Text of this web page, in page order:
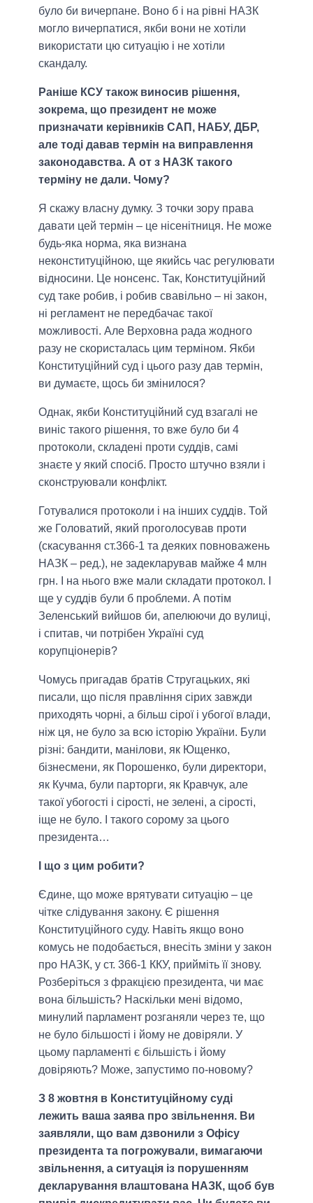
було би вичерпане. Воно б і на рівні НАЗК
могло вичерпатися, якби вони не хотіли
використати цю ситуацію і не хотіли
скандалу.
Раніше КСУ також виносив рішення,
зокрема, що президент не може
призначати керівників САП, НАБУ, ДБР,
але тоді давав термін на виправлення
законодавства. А от з НАЗК такого
терміну не дали. Чому?
Я скажу власну думку. З точки зору права
давати цей термін – це нісенітниця. Не може
будь-яка норма, яка визнана
неконституційною, ще якийсь час регулювати
відносини. Це нонсенс. Так, Конституційний
суд таке робив, і робив свавільно – ні закон,
ні регламент не передбачає такої
можливості. Але Верховна рада жодного
разу не скористалась цим терміном. Якби
Конституційний суд і цього разу дав термін,
ви думаєте, щось би змінилося?
Однак, якби Конституційний суд взагалі не
виніс такого рішення, то вже було би 4
протоколи, складені проти суддів, самі
знаєте у який спосіб. Просто штучно взяли і
сконструювали конфлікт.
Готувалися протоколи і на інших суддів. Той
же Головатий, який проголосував проти
(скасування ст.366-1 та деяких повноважень
НАЗК – ред.), не задекларував майже 4 млн
грн. І на нього вже мали складати протокол. І
ще у суддів були б проблеми. А потім
Зеленський вийшов би, апелюючи до вулиці,
і спитав, чи потрібен Україні суд
корупціонерів?
Чомусь пригадав братів Стругацьких, які
писали, що після правління сірих завжди
приходять чорні, а більш сірої і убогої влади,
ніж ця, не було за всю історію України. Були
різні: бандити, манілови, як Ющенко,
бізнесмени, як Порошенко, були директори,
як Кучма, були парторги, як Кравчук, але
такої убогості і сірості, не зелені, а сірості,
іще не було. І такого сорому за цього
президента…
І що з цим робити?
Єдине, що може врятувати ситуацію – це
чітке слідування закону. Є рішення
Конституційного суду. Навіть якщо воно
комусь не подобається, внесіть зміни у закон
про НАЗК, у ст. 366-1 ККУ, прийміть її знову.
Розберіться з фракцією президента, чи має
вона більшість? Наскільки мені відомо,
минулий парламент розганяли через те, що
не було більшості і йому не довіряли. У
цьому парламенті є більшість і йому
довіряють? Може, запустимо по-новому?
З 8 жовтня в Конституційному суді
лежить ваша заява про звільнення. Ви
заявляли, що вам дзвонили з Офісу
президента та погрожували, вимагаючи
звільнення, а ситуація із порушенням
декларування влаштована НАЗК, щоб був